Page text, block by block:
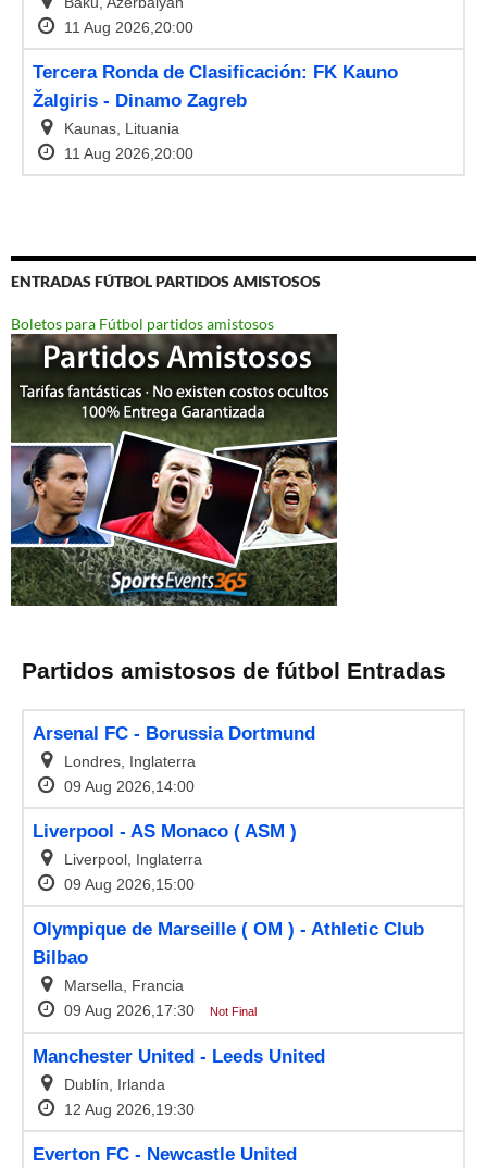
ENTRADAS FÚTBOL PARTIDOS AMISTOSOS
Boletos para Fútbol partidos amistosos